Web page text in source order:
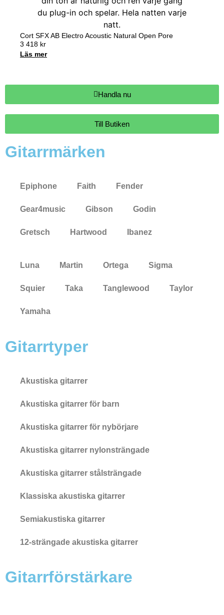
Cort SFX AB Electro Acoustic Natural Open Pore
3 418 kr
Läs mer
Handla nu
Till Butiken
Gitarrmärken
Epiphone Faith Fender
Gear4music Gibson Godin
Gretsch Hartwood Ibanez
Luna Martin Ortega Sigma
Squier Taka Tanglewood Taylor
Yamaha
Gitarrtyper
Akustiska gitarrer
Akustiska gitarrer för barn
Akustiska gitarrer för nybörjare
Akustiska gitarrer nylonsträngade
Akustiska gitarrer stålsträngade
Klassiska akustiska gitarrer
Semiakustiska gitarrer
12-strängade akustiska gitarrer
Gitarrförstärkare